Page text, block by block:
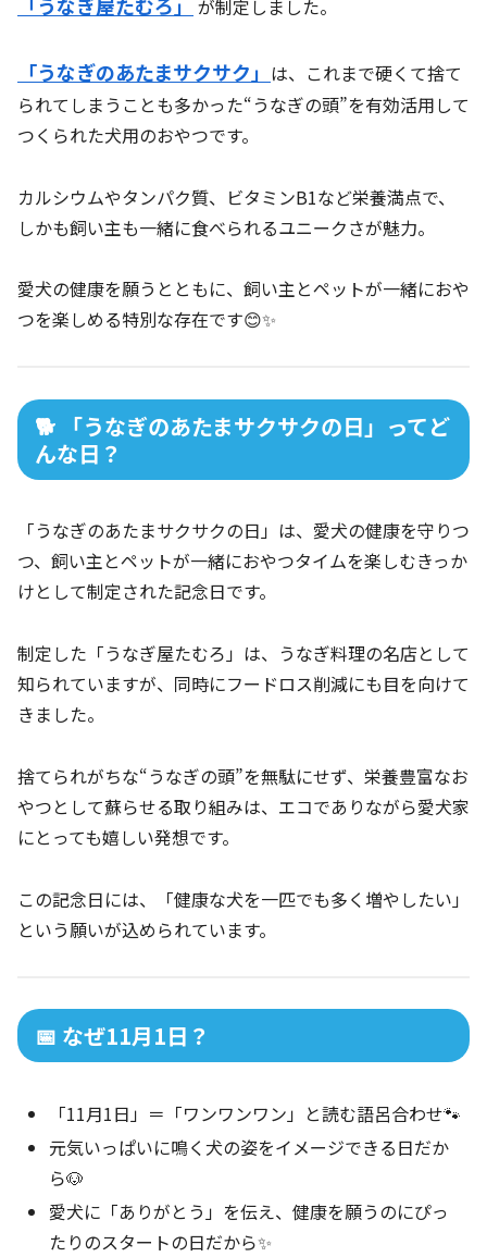
が制定しました。
「うなぎのあたまサクサク」 は、これまで硬くて捨て
られてしまうことも多かった“うなぎの頭”を有効活用して
つくられた犬用のおやつです。
カルシウムやタンパク質、ビタミンB1など栄養満点で、
しかも飼い主も一緒に食べられるユニークさが魅力。
愛犬の健康を願うとともに、飼い主とペットが一緒におや
つを楽しめる特別な存在です😊✨
🐕 「うなぎのあたまサクサクの日」ってど
んな日？
「うなぎのあたまサクサクの日」は、愛犬の健康を守りつ
つ、飼い主とペットが一緒におやつタイムを楽しむきっか
けとして制定された記念日です。
制定した「うなぎ屋たむろ」は、うなぎ料理の名店として
知られていますが、同時にフードロス削減にも目を向けて
きました。
捨てられがちな“うなぎの頭”を無駄にせず、栄養豊富なお
やつとして蘇らせる取り組みは、エコでありながら愛犬家
にとっても嬉しい発想です。
この記念日には、「健康な犬を一匹でも多く増やしたい」
という願いが込められています。
📅 なぜ11月1日？
「11月1日」＝「ワンワンワン」と読む語呂合わせ🐾
元気いっぱいに鳴く犬の姿をイメージできる日だか
ら🐶
愛犬に「ありがとう」を伝え、健康を願うのにぴっ
たりのスタートの日だから✨